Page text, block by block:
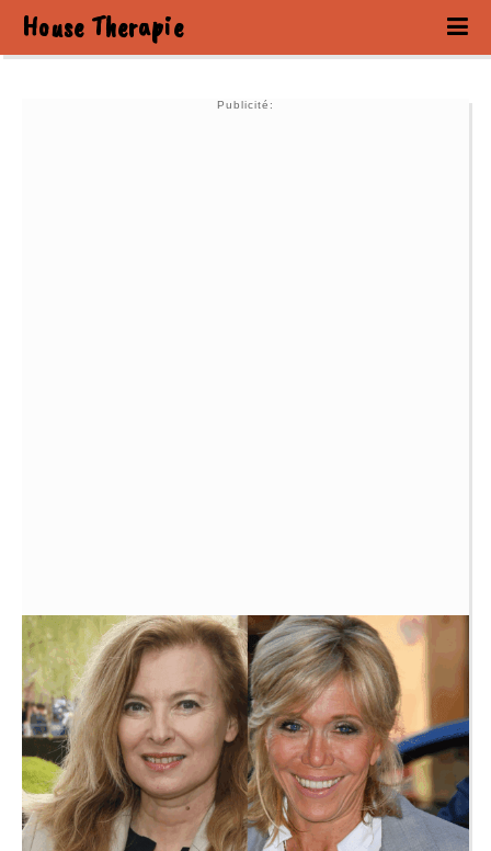
House Therapie
Publicité: